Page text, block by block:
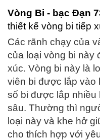
Vòng Bi - bạc Đạn
thiết kế vòng bi tiếp
Các rãnh chạy của
của loại vòng bi này
xúc. Vòng bi này là
viên bi được lắp vào
số bi được lắp nhiều
sâu. Thường thì
loại này và khe hở
cho thích hợp với